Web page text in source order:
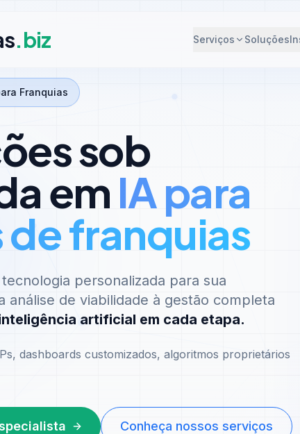
.biz Serviços Soluções
Franquias
sob
emIA para
de franquias
personalizada para sua
análise de viabilidade à gestão completa
artificial em cada etapa.
dashboards customizados, algoritmos proprietários
Conheça nossos serviços